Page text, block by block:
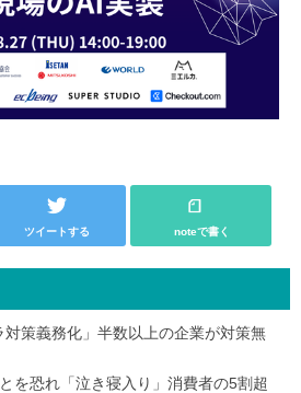
ツイートする noteで書く
策義務化」半数以上の企業が対策無
を恐れ「泣き寝入り」消費者の5割超